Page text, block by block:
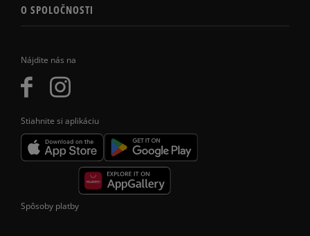
Nájdite nás na
Stiahnite si aplikáciu
O SPOLOČNOSTI
Spôsoby platby